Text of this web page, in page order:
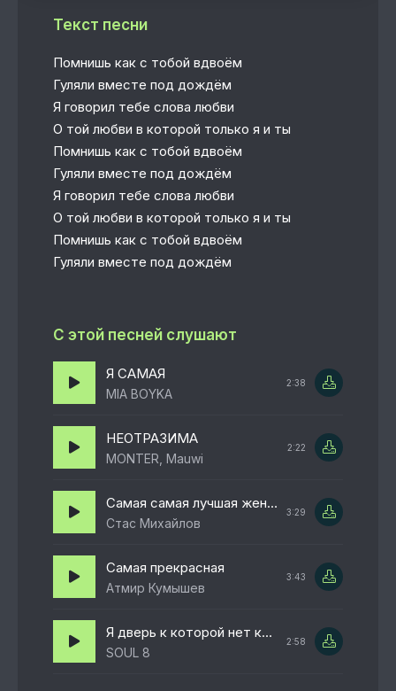
Текст песни
Помнишь как с тобой вдвоём
Гуляли вместе под дождём
Я говорил тебе слова любви
О той любви в которой только я и ты
Помнишь как с тобой вдвоём
Гуляли вместе под дождём
Я говорил тебе слова любви
О той любви в которой только я и ты
Помнишь как с тобой вдвоём
Гуляли вместе под дождём
С этой песней слушают
Я САМАЯ
MIA BOYKA
2:38
НЕОТРАЗИМА
MONTER, Mauwi
2:22
Самая самая лучшая женщина на Земле
Стас Михайлов
3:29
Самая прекрасная
Атмир Кумышев
3:43
Я дверь к которой нет ключа
SOUL 8
2:58